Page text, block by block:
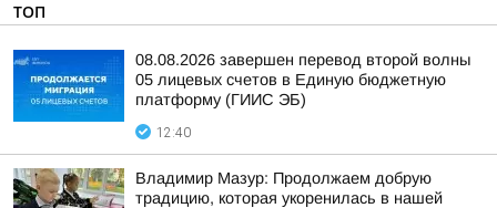
ТОП
08.08.2026 завершен перевод второй волны
05 лицевых счетов в Единую бюджетную
платформу (ГИИС ЭБ)
12:40
Владимир Мазур: Продолжаем добрую
традицию, которая укоренилась в нашей